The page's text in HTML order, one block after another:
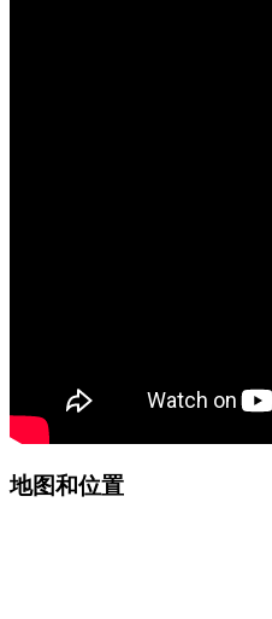
地图和位置